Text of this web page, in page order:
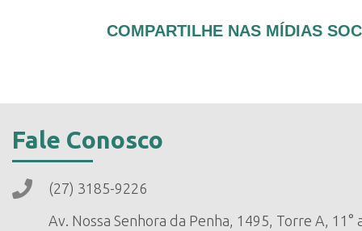
COMPARTILHE NAS MÍDIAS
Fale Conosco
(27) 3185-9226
Av. Nossa Senhora da Penha, 1495, Torre A, 11°